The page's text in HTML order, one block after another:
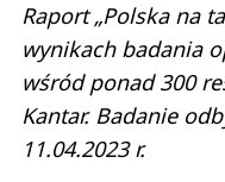
Raport „Polska na
wynikach badania
wśród ponad 300
Kantar. Badanie
11.04.2023 r.